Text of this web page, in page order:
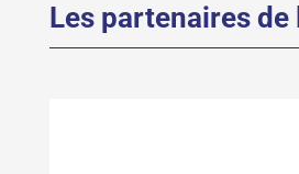
Les partenaires de